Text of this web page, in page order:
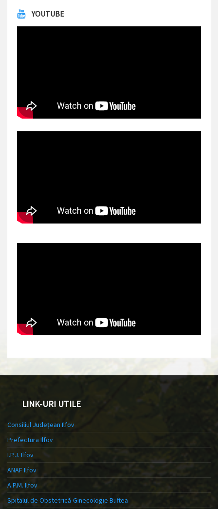
YOUTUBE
LINK-URI UTILE
Consiliul Județean Ilfov
Prefectura Ilfov
I.P.J. Ilfov
ANAF Ilfov
A.P.M. Ilfov
Spitalul de Obstetrică-Ginecologie Buftea